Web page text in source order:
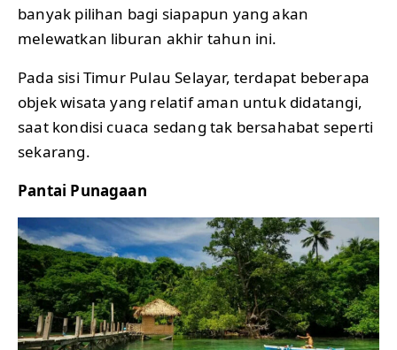
banyak pilihan bagi siapapun yang akan
melewatkan liburan akhir tahun ini.
Pada sisi Timur Pulau Selayar, terdapat beberapa
objek wisata yang relatif aman untuk didatangi,
saat kondisi cuaca sedang tak bersahabat seperti
sekarang.
Pantai Punagaan